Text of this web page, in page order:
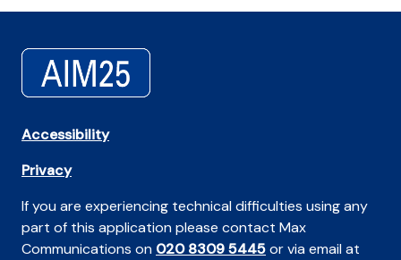
Accessibility
Privacy
If you are experiencing technical difficulties using any
part of this application please contact Max
Communications on 020 8309 5445or via email at